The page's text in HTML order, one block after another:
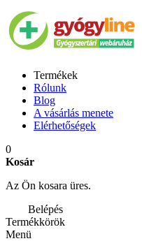
Termékek
Rólunk
Blog
A vásárlás menete
Elérhetőségek
0
Kosár
Az Ön kosara üres.
Belépés
Termékkörök
Menü